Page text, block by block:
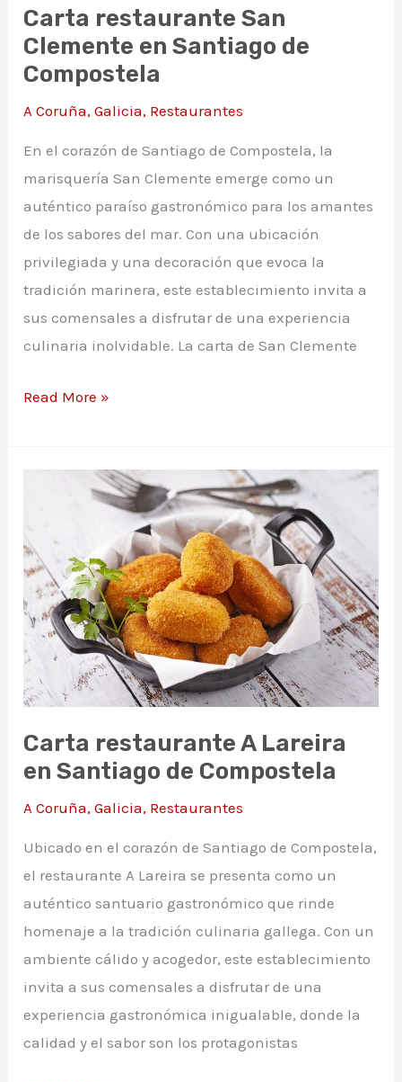
Carta restaurante San
Clemente en Santiago de
Compostela
A Coruña,Galicia, Restaurantes
En el corazón de Santiago de Compostela, la
marisquería San Clemente emerge como un
auténtico paraíso gastronómico para los amantes
de los sabores del mar. Con una ubicación
privilegiada y una decoración que evoca la
tradición marinera, este establecimiento invita a
sus comensales a disfrutar de una experiencia
culinaria inolvidable. La carta de San Clemente
Carta
de
Compostela
Read More »
Carta restaurante A Lareira
en Santiago de Compostela
A Coruña,Galicia, Restaurantes
Ubicado en el corazón de Santiago de Compostela,
el restaurante A Lareira se presenta como un
auténtico santuario gastronómico que rinde
homenaje a la tradición culinaria gallega. Con un
ambiente cálido y acogedor, este establecimiento
invita a sus comensales a disfrutar de una
experiencia gastronómica inigualable, donde la
calidad y el sabor son los protagonistas